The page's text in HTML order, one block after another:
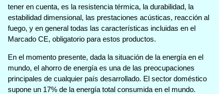
tener en cuenta, es la resistencia térmica, la durabilidad, la
estabilidad dimensional, las prestaciones acústicas, reacción al
fuego, y en general todas las características incluidas en el
Marcado CE, obligatorio para estos productos.
En el momento presente, dada la situación de la energía en el
mundo, el ahorro de energía es una de las preocupaciones
principales de cualquier país desarrollado. El sector doméstico
supone un 17% de la energía total consumida en el mundo.